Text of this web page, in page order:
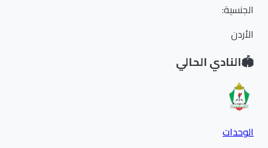
الجنسية:
الأردن
النادي الحالي
الوحدات